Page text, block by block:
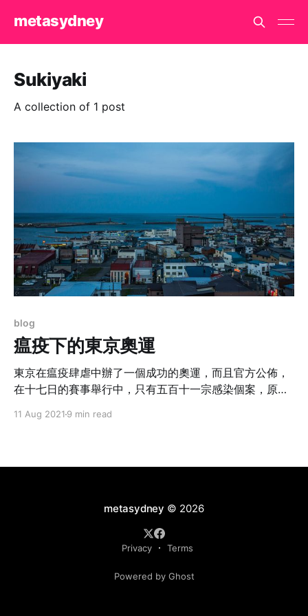
metasydney
Sukiyaki
A collection of 1 post
blog
瘟疫下的東京奧運
東京在瘟疫肆虐中辦了一個成功的奧運，而且官方公佈，
在十七日的賽事舉行中，只有五百十一宗感染個案，原來
方妙策，奧運也舉行得很合時。
11 Aug 2021 9 min read
metasydney © 2026
Privacy Terms
Powered by Ghost